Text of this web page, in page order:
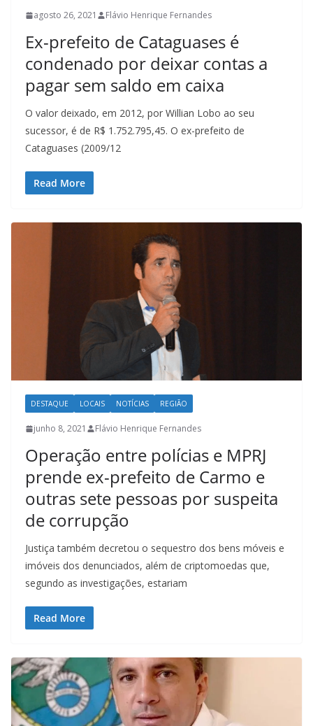
agosto 26, 2021 Flávio Henrique Fernandes
Ex-prefeito de Cataguases é
condenado por deixar contas a
pagar sem saldo em caixa
O valor deixado, em 2012, por Willian Lobo ao seu
sucessor, é de R$ 1.752.795,45. O ex-prefeito de
Cataguases (2009/12
Read More
DESTAQUE LOCAIS NOTÍCIAS REGIÃO
junho 8, 2021 Flávio Henrique Fernandes
Operação entre polícias e MPRJ
prende ex-prefeito de Carmo e
outras sete pessoas por suspeita
de corrupção
Justiça também decretou o sequestro dos bens móveis e
imóveis dos denunciados, além de criptomoedas que,
segundo as investigações, estariam
Read More